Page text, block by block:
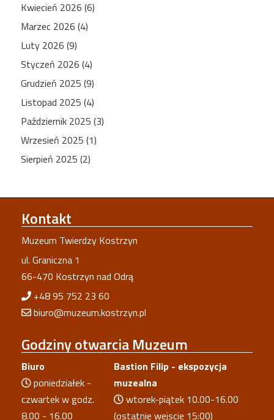
Kwiecień 2026 (6)
Marzec 2026 (4)
Luty 2026 (9)
Styczeń 2026 (4)
Grudzień 2025 (9)
Listopad 2025 (4)
Październik 2025 (3)
Wrzesień 2025 (1)
Sierpień 2025 (2)
Kontakt
Muzeum Twierdzy Kostrzyn
ul. Graniczna 1
66-470 Kostrzyn nad Odrą
+48 95 752 23 60
biuro@muzeum.kostrzyn.pl
Godzinyotwarcia Muzeum
Biuro
poniedziałek -
czwartek w godz.
8.00 - 16.00
Bastion Filip - ekspozycja
muzealna
wtorek-piątek 10.00-16.00
(ostatnie wejscie 15:00)